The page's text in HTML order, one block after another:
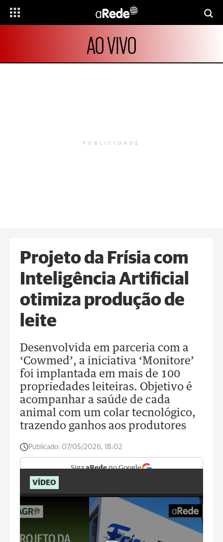
AO VIVO
PUBLICIDADE
Projeto da Frísia com
Inteligência Artificial
otimiza produção de
leite
Desenvolvida em parceria com a
‘Cowmed’, a iniciativa ‘Monitore’
foi implantada em mais de 100
propriedades leiteiras. Objetivo é
acompanhar a saúde de cada
animal com um colar tecnológico,
trazendo ganhos aos produtores
Publicado: 07/05/2026, 18:02
SigaaRedeno Google
VÍDEO